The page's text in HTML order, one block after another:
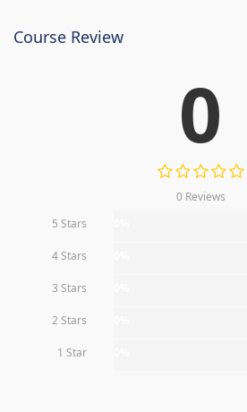
Course Review
0
0 Reviews
5 Stars
4 Stars
3 Stars
2 Stars
1 Star